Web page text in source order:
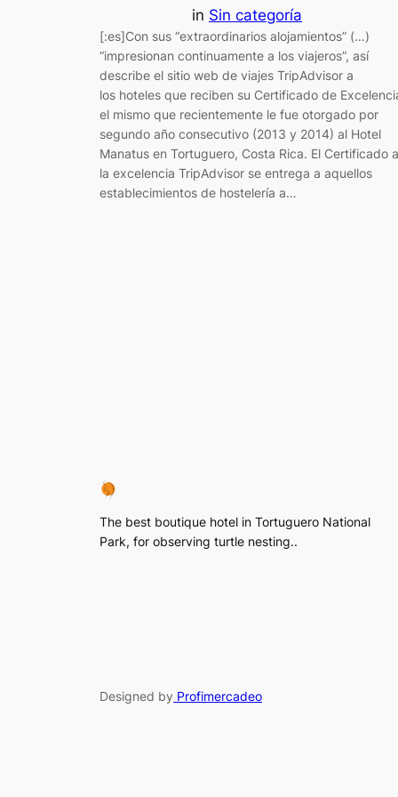
in Sin categoría
[:es]Con sus “extraordinarios alojamientos” (…)
“impresionan continuamente a los viajeros”, así
describe el sitio web de viajes TripAdvisor a
los hoteles que reciben su Certificado de
el mismo que recientemente le fue otorgado por
segundo año consecutivo (2013 y 2014) al Hotel
Manatus en Tortuguero, Costa Rica. El Certificado a
la excelencia TripAdvisor se entrega a aquellos
establecimientos de hostelería a…
The best boutique hotel in Tortuguero National
Park, for observing turtle nesting..
Designed by Profimercadeo